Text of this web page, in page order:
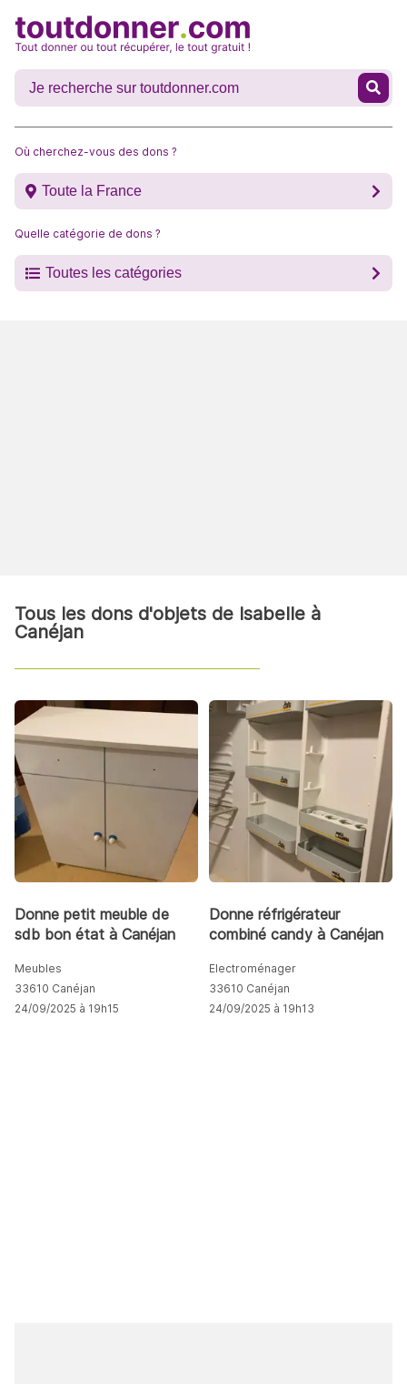
Où cherchez-vous des dons ?
Toute la France
Quelle catégorie de dons ?
Toutes les catégories
Tous les dons d'objets de Isabelle à
Canéjan
Donne petit meuble de
sdb bon état à Canéjan
Meubles
33610 Canéjan
24/09/2025 à 19h15
Donne réfrigérateur
combiné candy à Canéjan
Electroménager
33610 Canéjan
24/09/2025 à 19h13